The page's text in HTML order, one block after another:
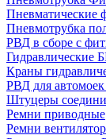
Пневматические
Пневмотрубка
РВД в сборе с
Гидравлические
Краны
РВД для
Штуцеры
Ремни приводные
Ремни